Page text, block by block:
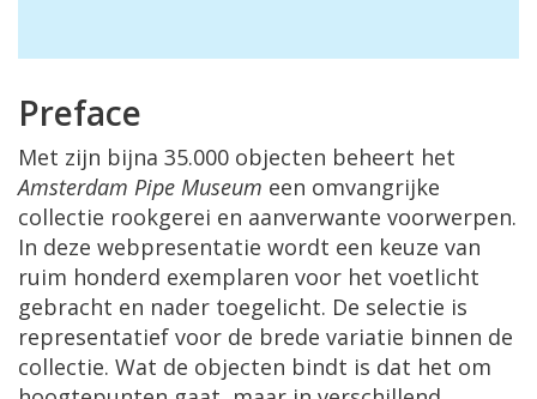
Preface
Met zijn bijna 35.000 objecten beheert het
Amsterdam Pipe Museum een omvangrijke
collectie rookgerei en aanverwante voorwerpen.
In deze webpresentatie wordt een keuze van
ruim honderd exemplaren voor het voetlicht
gebracht en nader toegelicht. De selectie is
representatief voor de brede variatie binnen de
collectie. Wat de objecten bindt is dat het om